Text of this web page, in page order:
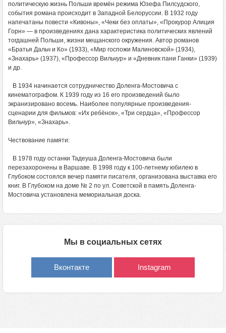
политическую жизнь Польши времён режима Юзефа Пилсудского,
события романа происходит в Западной Белоруссии. В 1932 году
напечатаны повести «Кивоны», «Чеки без оплаты», «Прокурор Алиция
Горн» — в произведениях дана характеристика политических явлений
тогдашней Польши, жизни мещанского окружения. Автор романов
«Братья Дальч и Ко» (1933), «Мир госпожи Малиновской» (1934),
«Знахарь» (1937), «Профессор Вильчур» и «Дневник пани Ганки» (1939)
и др.
В 1934 начинается сотрудничество Доленга-Мостовича с
кинематографом. К 1939 году из 16 его произведений было
экранизировано восемь. Наиболее популярные произведения-
сценарии для фильмов: «Их ребёнок», «Три сердца», «Профессор
Вильчур», «Знахарь».
Чествование памяти:
В 1978 году останки Тадеуша Доленга-Мостовича были
перезахоронены в Варшаве. В 1998 году к 100-летнему юбилею в
Глубоком состоялся вечер памяти писателя, организована выставка его
книг. В Глубоком на доме № 2 по ул. Советской в память Доленга-
Мостовича установлена мемориальная доска.
Мы в социальных сетях
Вконтакте Instagram